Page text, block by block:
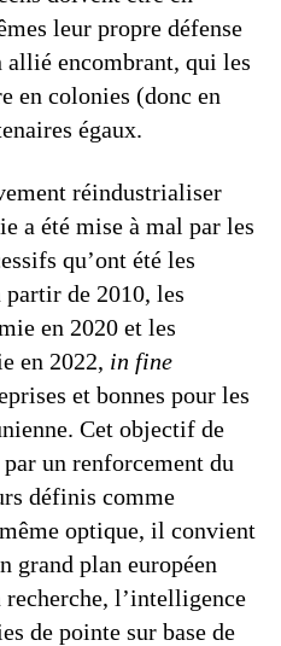
leur propre défense
allié encombrant, qui les
en colonies (donc en
égaux.
réindustrialiser
a été mise à mal par les
qu’ont été les
de 2010, les
en 2020 et les
en 2022, in fine
et bonnes pour les
Cet objectif de
un renforcement du
définis comme
optique, il convient
grand plan européen
recherche, l’intelligence
de pointe sur base de